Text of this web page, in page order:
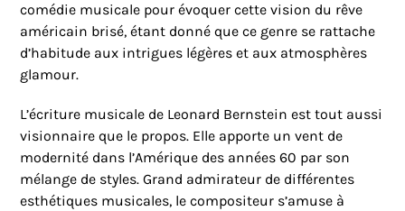
comédie musicale pour évoquer cette vision du rêve
américain brisé, étant donné que ce genre se rattache
d’habitude aux intrigues légères et aux atmosphères
glamour.
L’écriture musicale de Leonard Bernstein est tout aussi
visionnaire que le propos. Elle apporte un vent de
modernité dans l’Amérique des années 60 par son
mélange de styles. Grand admirateur de différentes
esthétiques musicales, le compositeur s’amuse à